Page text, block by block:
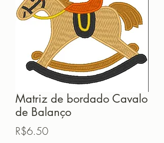
Matriz de bordado Cavalo
de Balanço
R$6.50Price